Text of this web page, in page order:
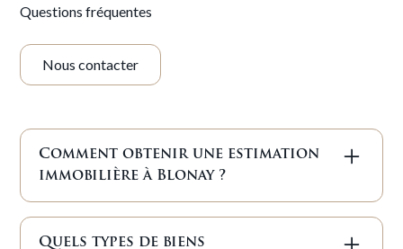
Questions fréquentes
Nous contacter
Comment obtenir une estimation
immobilière à Blonay ?
les transactions récentes, les caractéristiques du
Quels types de biens